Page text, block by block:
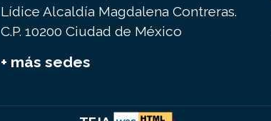
Lídice Alcaldía Magdalena Contreras.
C.P. 10200 Ciudad de México
+ más sedes